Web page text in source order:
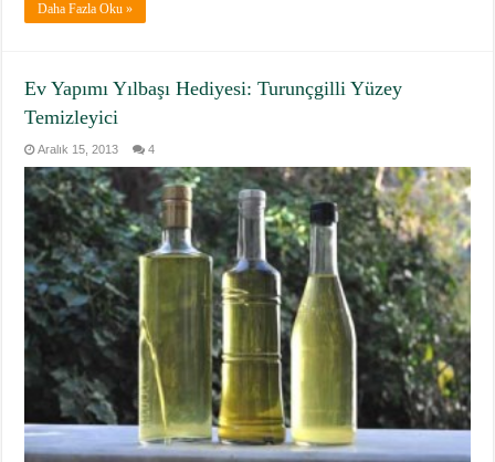
Daha Fazla Oku »
Ev Yapımı Yılbaşı Hediyesi: Turunçgilli Yüzey
Temizleyici
Aralık 15, 2013 4